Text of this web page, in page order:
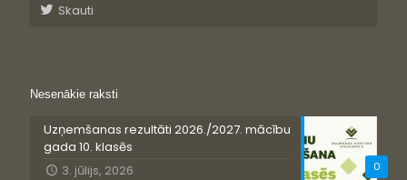
Skauti
Nesenākie raksti
0
Uzņemšanas rezultāti 2026./2027. mācību
gada 10. klasēs
3. jūlijs, 2026